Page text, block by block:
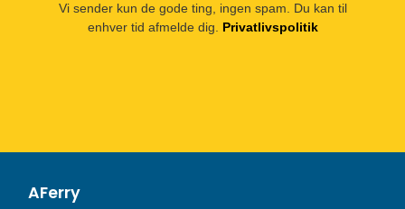
Vi sender kun de gode ting, ingen spam. Du kan til
enhver tid afmelde dig. Privatlivspolitik
AFerry